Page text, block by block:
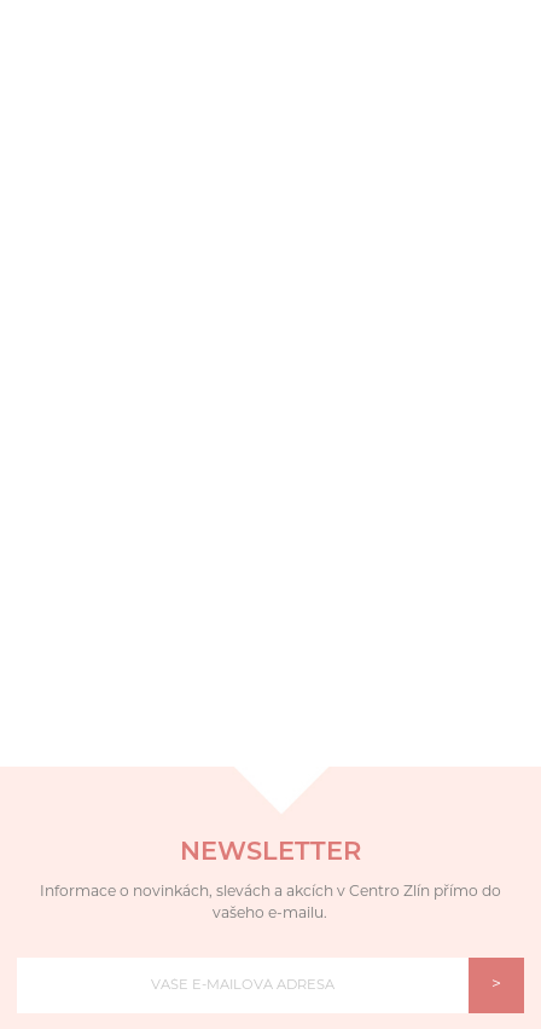
NEWSLETTER
Informace o novinkách, slevách a akcích v Centro Zlín přímo do
vašeho e-mailu.
>